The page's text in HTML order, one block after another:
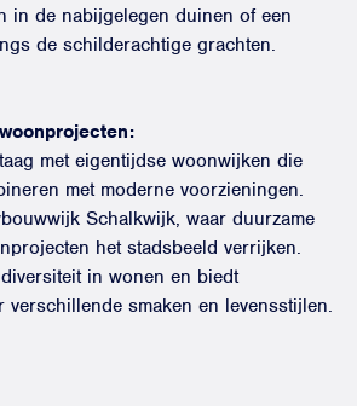
in de nabijgelegen duinen of een
de schilderachtige grachten.
met eigentijdse woonwijken die
met moderne voorzieningen.
Schalkwijk, waar duurzame
het stadsbeeld verrijken.
in wonen en biedt
verschillende smaken en levensstijlen.